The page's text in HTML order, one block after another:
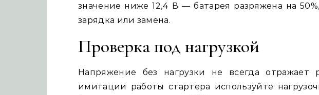
значение ниже 12,4 В — батарея разряжена на
зарядка или замена.
Проверка под нагрузкой
Напряжение без нагрузки не всегда отражает
имитации работы стартера используйте